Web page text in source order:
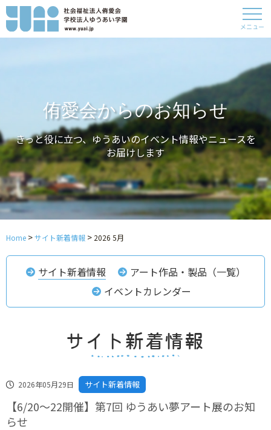
メニュー
侑愛会からのお知らせ
きっと役に立つ、ゆうあいのイベント情報やニュースを
お届けします
Home >サイト新着情報 > 2026 5月
サイト新着情報
アート作品・製品（一覧）
イベントカレンダー
2026年05月29日 サイト新着情報
【6/20～22開催】第7回 ゆうあい夢アート展のお知
らせ